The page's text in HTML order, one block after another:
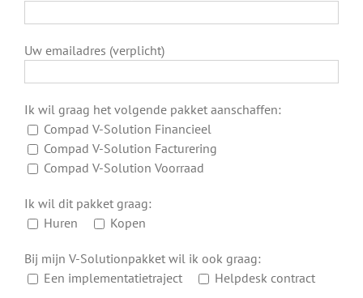
Uw emailadres (verplicht)
Ik wil graag het volgende pakket aanschaffen:
Compad V-Solution Financieel
Compad V-Solution Facturering
Compad V-Solution Voorraad
Ik wil dit pakket graag:
Huren
Kopen
Bij mijn V-Solutionpakket wil ik ook graag:
Een implementatietraject
Helpdesk contract